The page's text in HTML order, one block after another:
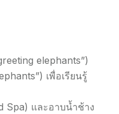
elephants”)
เพื่อเรียนรู้
Spa) และอาบน้ำช้าง